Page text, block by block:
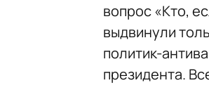
вопрос «Кто,
выдвинули
политик-
президента.